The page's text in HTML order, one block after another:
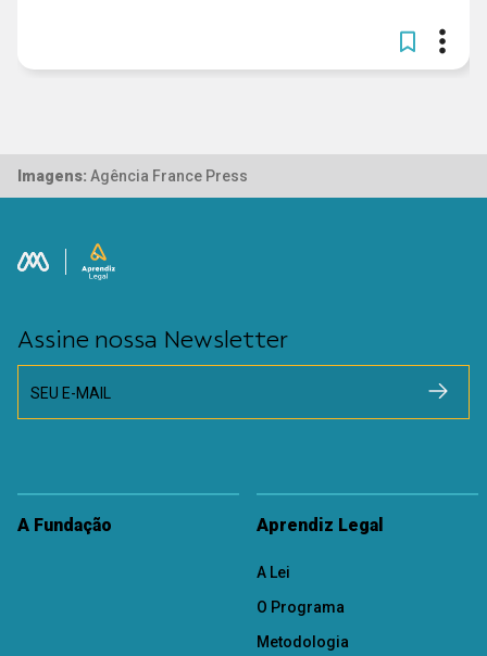
Imagens: Agência France Press
Assine nossa Newsletter
SEU E-MAIL
A Fundação Aprendiz Legal
A Lei
O Programa
Metodologia